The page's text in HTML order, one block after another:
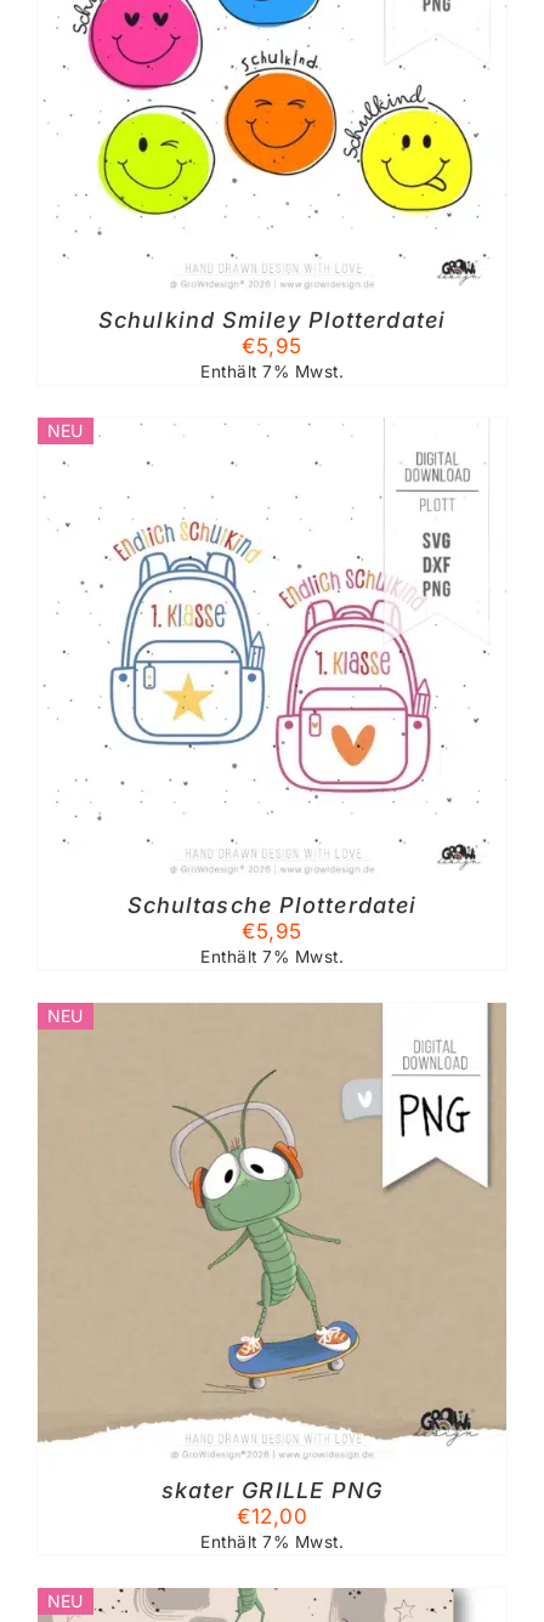
Schulkind Smiley Plotterdatei
€5,95
Enthält 7% Mwst.
NEU
Schultasche Plotterdatei
€5,95
Enthält 7% Mwst.
NEU
skater GRILLE PNG
€12,00
Enthält 7% Mwst.
NEU